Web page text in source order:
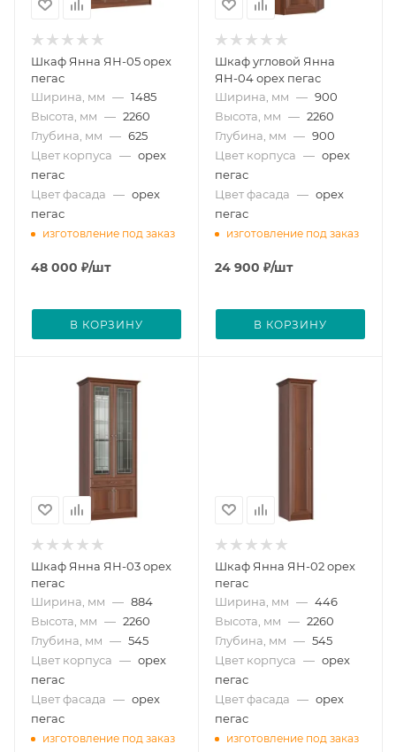
Шкаф Янна ЯН-05 орех
пегас
Ширина, мм — 1485
Высота, мм — 2260
Глубина, мм — 625
Цвет корпуса — орех
пегас
Цвет фасада — орех
пегас
изготовление под заказ
48 000 ₽/шт
В КОРЗИНУ
Шкаф угловой Янна
ЯН-04 орех пегас
Ширина, мм — 900
Высота, мм — 2260
Глубина, мм — 900
Цвет корпуса — орех
пегас
Цвет фасада — орех
пегас
изготовление под заказ
24 900 ₽/шт
В КОРЗИНУ
Шкаф Янна ЯН-03 орех
пегас
Ширина, мм — 884
Высота, мм — 2260
Глубина, мм — 545
Цвет корпуса — орех
пегас
Цвет фасада — орех
пегас
изготовление под заказ
Шкаф Янна ЯН-02 орех
пегас
Ширина, мм — 446
Высота, мм — 2260
Глубина, мм — 545
Цвет корпуса — орех
пегас
Цвет фасада — орех
пегас
изготовление под заказ